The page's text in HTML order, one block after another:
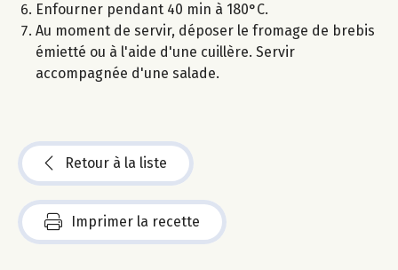
Enfourner pendant 40 min à 180°C.
Au moment de servir, déposer le fromage de brebis
émietté ou à l'aide d'une cuillère. Servir
accompagnée d'une salade.
Retour à la liste
Imprimer la recette